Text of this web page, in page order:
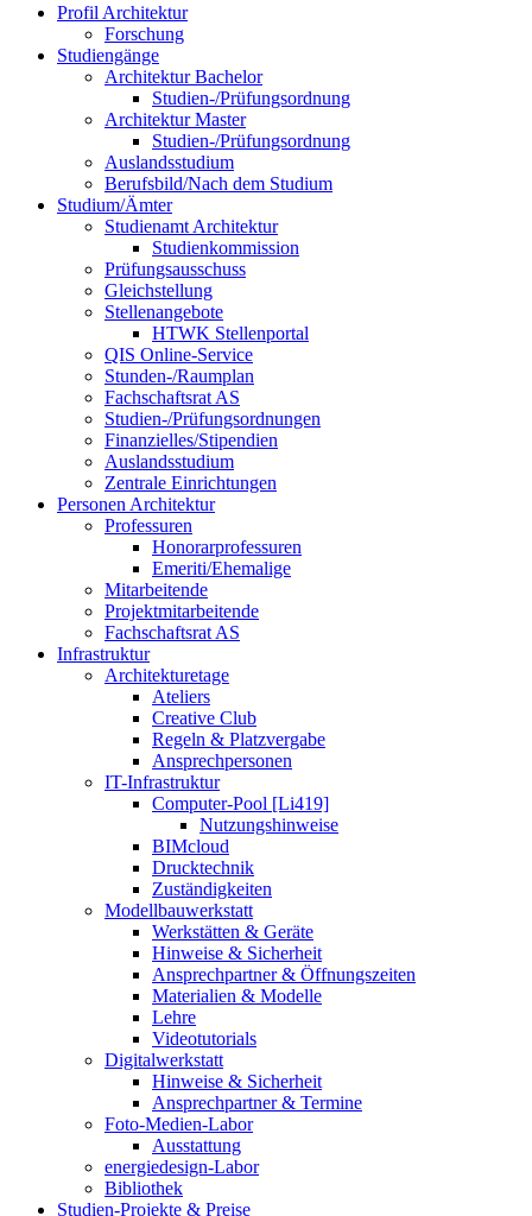
Profil Architektur
Forschung
Studiengänge
Architektur Bachelor
Studien-/Prüfungsordnung
Architektur Master
Studien-/Prüfungsordnung
Auslandsstudium
Berufsbild/Nach dem Studium
Studium/Ämter
Studienamt Architektur
Studienkommission
Prüfungsausschuss
Gleichstellung
Stellenangebote
HTWK Stellenportal
QIS Online-Service
Stunden-/Raumplan
Fachschaftsrat AS
Studien-/Prüfungsordnungen
Finanzielles/Stipendien
Auslandsstudium
Zentrale Einrichtungen
Personen Architektur
Professuren
Honorarprofessuren
Emeriti/Ehemalige
Mitarbeitende
Projektmitarbeitende
Fachschaftsrat AS
Infrastruktur
Architekturetage
Ateliers
Creative Club
Regeln & Platzvergabe
Ansprechpersonen
IT-Infrastruktur
Computer-Pool [Li419]
Nutzungshinweise
BIMcloud
Drucktechnik
Zuständigkeiten
Modellbauwerkstatt
Werkstätten & Geräte
Hinweise & Sicherheit
Ansprechpartner & Öffnungszeiten
Materialien & Modelle
Lehre
Videotutorials
Digitalwerkstatt
Hinweise & Sicherheit
Ansprechpartner & Termine
Foto-Medien-Labor
Ausstattung
energiedesign-Labor
Bibliothek
Studien-Projekte & Preise